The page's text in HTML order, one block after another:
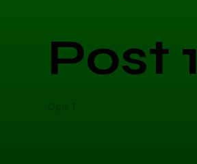
Post 1
Opis 1